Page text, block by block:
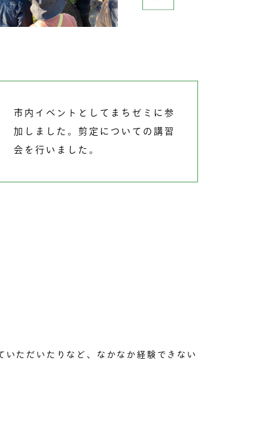
市内イベントとしてまちゼミに参
加しました。剪定についての講習
会を行いました。
ただいたりなど、なかなか経験できない